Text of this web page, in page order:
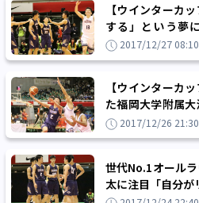
【ウインターカ
する」という夢
太、敗れてもなお
2017/12/27 08:10
【ウインターカ
た福岡大学附属
得点でチームを救う
2017/12/26 21:30
世代No.1オール
太に注目「自分が